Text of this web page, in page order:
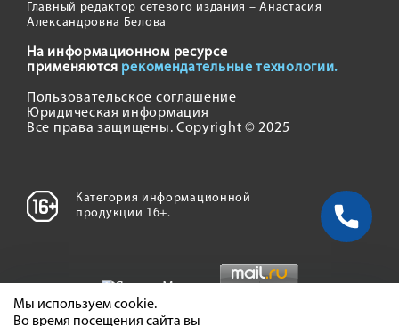
Главный редактор сетевого издания – Анастасия
Александровна Белова
На информационном ресурсе
применяются рекомендательные технологии.
Пользовательское соглашение
Юридическая информация
Все права защищены. Copyright © 2025
Категория информационной
продукции 16+.
Мы используем cookie.
Во время посещения сайта вы